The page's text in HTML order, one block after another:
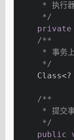
* 执行
     */
private
/**
* 事务
     */
/**
* 提交
     */
public